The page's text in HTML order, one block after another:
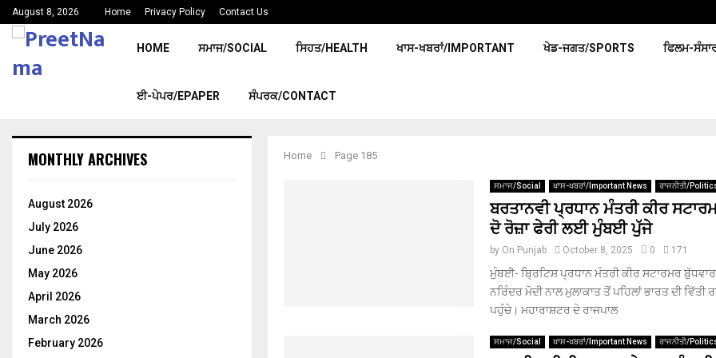
August 8, 2026 Home Privacy Policy Contact Us
HOME ਸਮਾਜ/SOCIAL ਸਿਹਤ/HEALTH ਖਾਸ-ਖਬਰਾਂ/IMPORTANT ਖੇਡ-ਜਗਤ/SPORTS ਫਿਲਮ-
ਈ-ਪੇਪਰ/EPAPER ਸੰਪਰਕ/CONTACT
Home Page 185
ਸਮਾਜ/Social ਖਾਸ-ਖਬਰਾਂ/Important News ਰਾਜਨੀਤੀ/
ਬਰਤਾਨਵੀ ਪ੍ਰਧਾਨ ਮੰਤਰੀ ਕੀਰ
ਦੋ ਰੋਜ਼ਾ ਫੇਰੀ ਲਈ ਮੁੰਬਈ ਪੁੱਜੇ
by On Punjab October 8, 2025 0 171
ਮੁੰਬਈ- ਬ੍ਰਿਟਿਸ਼ ਪ੍ਰਧਾਨ ਮੰਤਰੀ ਕੀਰ ਸਟਾਰਮਰ
ਨਰਿੰਦਰ ਮੋਦੀ ਨਾਲ ਮੁਲਾਕਾਤ ਤੋਂ ਪਹਿਲਾਂ ਭਾਰਤ ਦੀ ਵਿੱਤੀ
ਪਹੁੰਚੇ। ਮਹਾਰਾਸ਼ਟਰ ਦੇ ਰਾਜਪਾਲ
ਸਮਾਜ/Social ਖਾਸ-ਖਬਰਾਂ/Important News ਰਾਜਨੀਤੀ/
MONTHLY ARCHIVES
August 2026
July 2026
June 2026
May 2026
April 2026
March 2026
February 2026